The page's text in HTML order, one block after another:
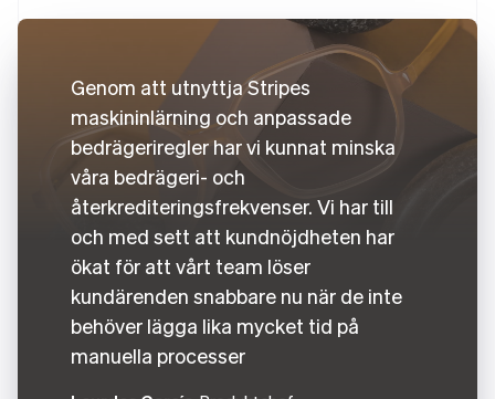
Genom att utnyttja Stripes
maskininlärning och anpassade
bedrägeriregler har vi kunnat minska
våra bedrägeri- och
återkrediteringsfrekvenser. Vi har till
och med sett att kundnöjdheten har
ökat för att vårt team löser
kundärenden snabbare nu när de inte
behöver lägga lika mycket tid på
manuella processer